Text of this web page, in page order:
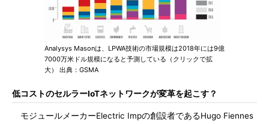
Analysys Masonは、LPWA技術の市場規模は2018年には9億
7000万米ドル規模になると予測している（クリックで拡
大） 出典：GSMA
低コストのセルラーIoTネットワークが変革を起こす？
モジュールメーカーElectric Impの創設者であるHugo Fiennes